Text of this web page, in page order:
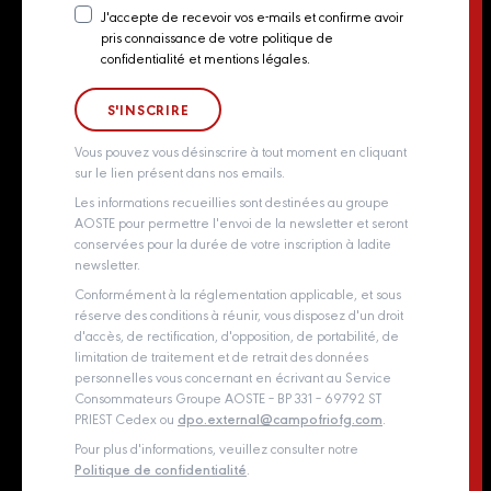
Actualités
Groupe Aoste
Whistleblowing policy
Newsletter
Consent
J'accepte de recevoir vos e-mails et confirme avoir
pris connaissance de votre politique de
confidentialité et mentions légales.
Vous pouvez vous désinscrire à tout moment en cliquant
sur le lien présent dans nos emails.
Les informations recueillies sont destinées au groupe
AOSTE pour permettre l'envoi de la newsletter et seront
conservées pour la durée de votre inscription à ladite
newsletter.
Conformément à la réglementation applicable, et sous
réserve des conditions à réunir, vous disposez d'un droit
d'accès, de rectification, d'opposition, de portabilité, de
limitation de traitement et de retrait des données
personnelles vous concernant en écrivant au Service
Consommateurs Groupe AOSTE – BP 331 – 69792 ST
PRIEST Cedex ou dpo.external@campofriofg.com
Pour plus d'informations, veuillez consulter notre
Politique de confidentialité